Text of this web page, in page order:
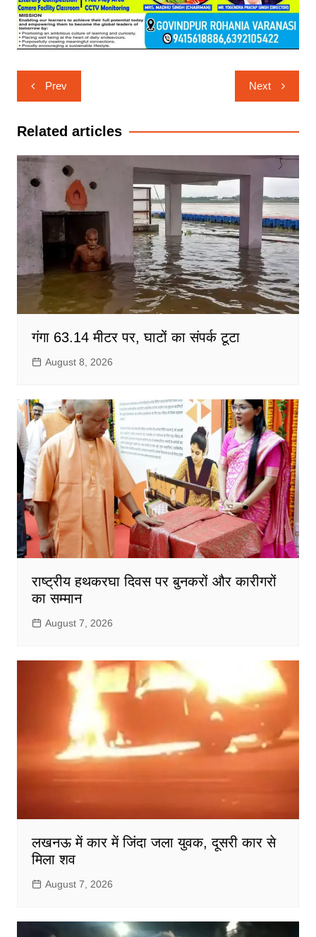
Post
navigation
Prev Next
Related articles
गंगा 63.14 मीटर पर, घाटों का संपर्क टूटा
August 8, 2026
राष्ट्रीय हथकरघा दिवस पर बुनकरों और कारीगरों
का सम्मान
August 7, 2026
लखनऊ में कार में जिंदा जला युवक, दूसरी कार से
मिला शव
August 7, 2026